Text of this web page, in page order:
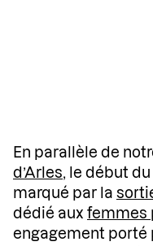
En parallèle de
d’Arles, le début
marqué par la
dédié aux femmes
engagement porté